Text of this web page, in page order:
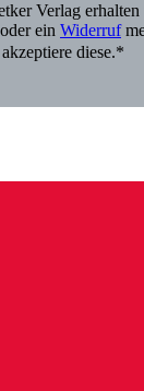
Verlag
ein Widerruf
diese.*